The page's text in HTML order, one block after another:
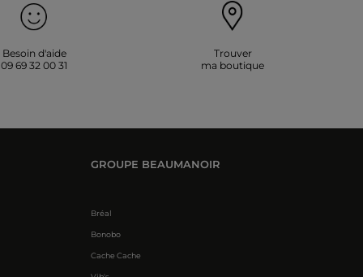
Besoin d'aide
09 69 32 00 31
Trouver
ma boutique
GROUPE BEAUMANOIR
Bréal
Bonobo
Cache Cache